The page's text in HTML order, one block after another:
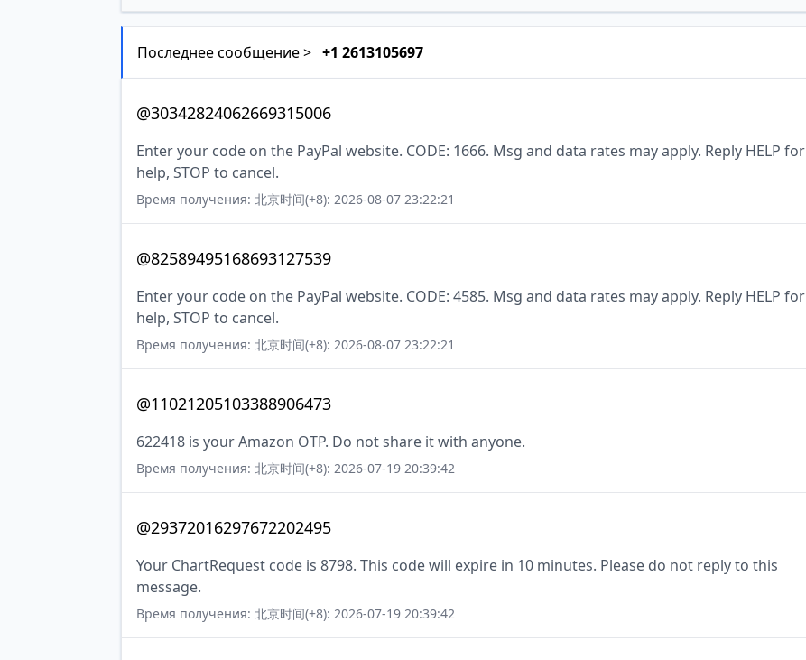
Последнее сообщение > +1 2613105697
@30342824062669315006
Enter your code on the PayPal website. CODE: 1666. Msg and data rates may apply. Reply HELP for
help, STOP to cancel.
Время получения: 北京时间(+8): 2026-08-07 23:22:21
@82589495168693127539
Enter your code on the PayPal website. CODE: 4585. Msg and data rates may apply. Reply HELP for
help, STOP to cancel.
Время получения: 北京时间(+8): 2026-08-07 23:22:21
@11021205103388906473
622418 is your Amazon OTP. Do not share it with anyone.
Время получения: 北京时间(+8): 2026-07-19 20:39:42
@29372016297672202495
Your ChartRequest code is 8798. This code will expire in 10 minutes. Please do not reply to this
message.
Время получения: 北京时间(+8): 2026-07-19 20:39:42